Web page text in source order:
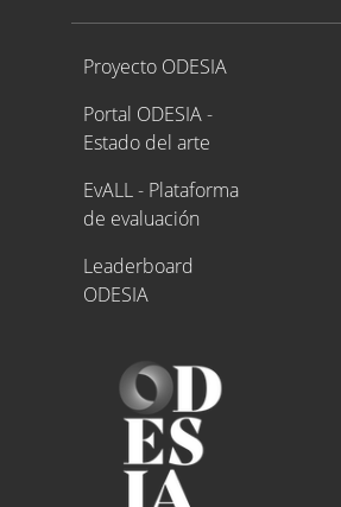
Proyecto ODESIA
Proyecto ODESIA
Portal ODESIA -
Estado del arte
EvALL - Plataforma
de evaluación
Leaderboard
ODESIA